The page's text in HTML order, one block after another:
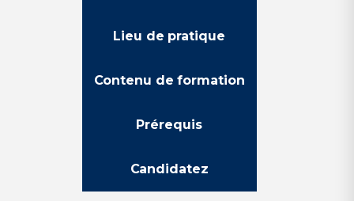
Lieu de pratique
Contenu de formation
Prérequis
Candidatez